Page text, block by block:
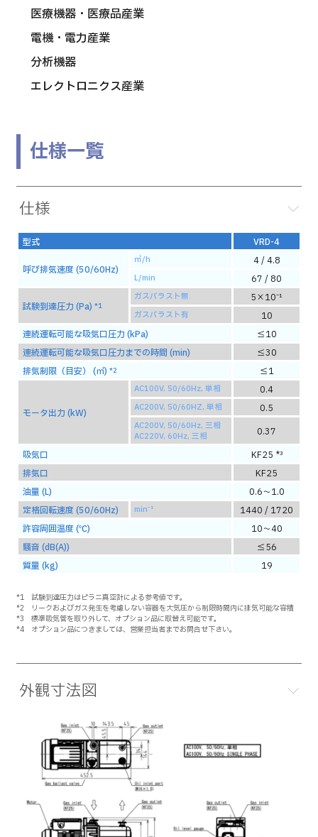
医療機器・医療品産業
電機・電力産業
分析機器
エレクトロニクス産業
仕様一覧
仕様
型式 VRD-4
呼び排気速度 (50/60Hz)
㎥/h 4 / 4.8
L/min 67 / 80
試験到達圧力 (Pa) *1
ガスバラスト無 5×10⁻¹
ガスバラスト有
10
連続運転可能な吸気口圧力 (kPa)
≦10
連続運転可能な吸気口圧力までの時間 (min)
≦30
排気制限（目安） (㎥) *2 ≦1
モータ出力 (kW)
AC100V, 50/60Hz, 単相 0.4
AC200V, 50/60HZ, 単相 0.5
AC200V, 50/60Hz, 三相
AC220V, 60Hz, 三相
0.37
吸気口
KF25 *³
排気口
KF25
油量 (L)
0.6～1.0
定格回転速度 (50/60Hz)
min⁻¹
1440 / 1720
許容周囲温度 (℃)
10～40
騒音 (dB(A))
≦56
質量 (kg)
19
*1 試験到達圧力はピラニ真空計による参考値です。
*2 リークおよびガス発生を考慮しない容器を大気圧から制限時間内に排気可能な容積
*3 標準吸気管を取り外して、オプション品に取替え可能です。
*4 オプション品につきましては、営業担当者までお問合せ下さい。
外観寸法図